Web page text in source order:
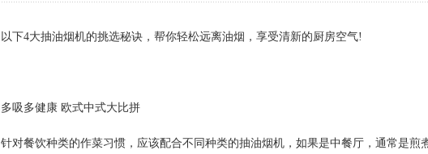
以下4大抽油烟机的挑选秘诀，帮你轻松远离油烟，享受清新的厨房空气!
多吸多健康 欧式中式大比拼
针对餐饮种类的作菜习惯，应该配合不同种类的抽油烟机，如果是中餐厅，通常是